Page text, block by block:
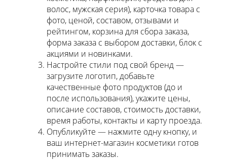
волос, мужская серия), карточка товара с
фото, ценой, составом, отзывами и
рейтингом, корзина для сбора заказа,
форма заказа с выбором доставки, блок с
акциями и новинками.
Настройте стили под свой бренд —
загрузите логотип, добавьте
качественные фото продуктов (до и
после использования), укажите цены,
описание составов, стоимость доставки,
время работы, контакты и карту проезда.
Опубликуйте — нажмите одну кнопку, и
ваш интернет-магазин косметики готов
принимать заказы.